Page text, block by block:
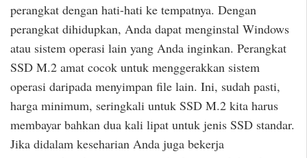
perangkat dengan hati-hati ke tempatnya. Dengan
perangkat dihidupkan, Anda dapat menginstal Windows
atau sistem operasi lain yang Anda inginkan. Perangkat
SSD M.2 amat cocok untuk menggerakkan sistem
operasi daripada menyimpan file lain. Ini, sudah pasti,
harga minimum, seringkali untuk SSD M.2 kita harus
membayar bahkan dua kali lipat untuk jenis SSD standar.
Jika didalam keseharian Anda juga bekerja